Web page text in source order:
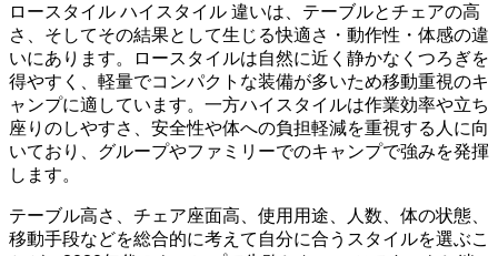
ロースタイル ハイスタイル 違いは、テーブルとチェアの高
さ、そしてその結果として生じる快適さ・動作性・体感の違
いにあります。ロースタイルは自然に近く静かなくつろぎを
得やすく、軽量でコンパクトな装備が多いため移動重視のキ
ャンプに適しています。一方ハイスタイルは作業効率や立ち
座りのしやすさ、安全性や体への負担軽減を重視する人に向
いており、グループやファミリーでのキャンプで強みを発揮
します。
テーブル高さ、チェア座面高、使用用途、人数、体の状態、
移動手段などを総合的に考えて自分に合うスタイルを選ぶこ